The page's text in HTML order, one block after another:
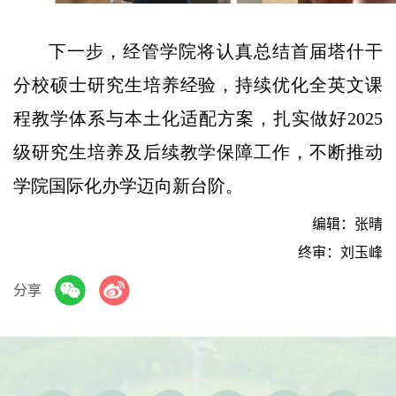
下一步，经管学院将认真总结首届塔什干
分校硕士研究生培养经验，持续优化全英文课
程教学体系与本土化适配方案，扎实做好2025
级研究生培养及后续教学保障工作，不断推动
学院国际化办学迈向新台阶。
编辑：张晴
终审：刘玉峰
分享